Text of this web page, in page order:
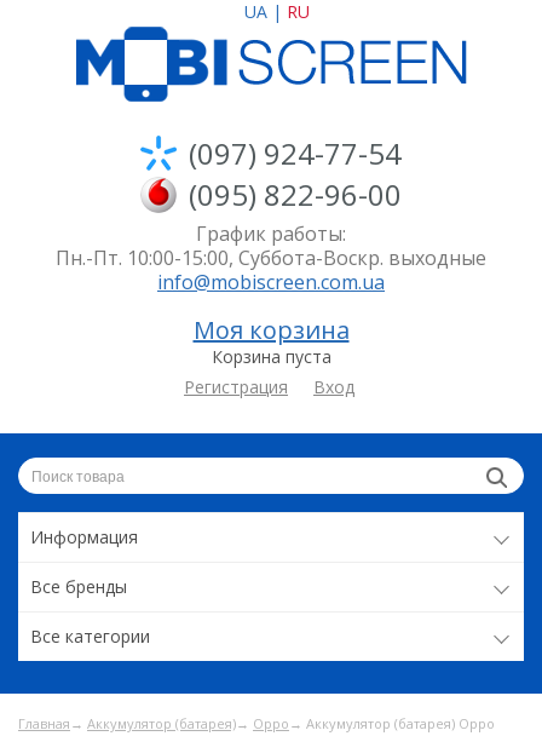
UA | RU
(097) 924-77-54
(095) 822-96-00
График работы:
Пн.-Пт. 10:00-15:00, Суббота-Воскр. выходные
info@mobiscreen.com.ua
Моя корзина
Корзина пуста
Регистрация
Вход
Информация
Все бренды
Все категории
Главная → Аккумулятор (батарея)→ Oppo → Аккумулятор (батарея) Oppo